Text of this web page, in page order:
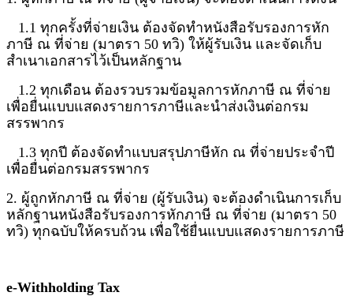
1.1 ทุกครั้งที่จ่ายเงิน ต้องจัดทำหนังสือรับรองการหัก
ภาษี ณ ที่จ่าย (มาตรา 50 ทวิ) ให้ผู้รับเงิน และจัดเก็บ
สำเนาเอกสารไว้เป็นหลักฐาน
1.2 ทุกเดือน ต้องรวบรวมข้อมูลการหักภาษี ณ ที่จ่าย
เพื่อยื่นแบบแสดงรายการภาษีและนำส่งเงินต่อกรม
สรรพากร
1.3 ทุกปี ต้องจัดทำแบบสรุปภาษีหัก ณ ที่จ่ายประจำปี
เพื่อยื่นต่อกรมสรรพากร
2. ผู้ถูกหักภาษี ณ ที่จ่าย (ผู้รับเงิน) จะต้องดำเนินการเก็บ
หลักฐานหนังสือรับรองการหักภาษี ณ ที่จ่าย (มาตรา 50
ทวิ) ทุกฉบับให้ครบถ้วน เพื่อใช้ยื่นแบบแสดงรายการภาษี
e-Withholding Tax